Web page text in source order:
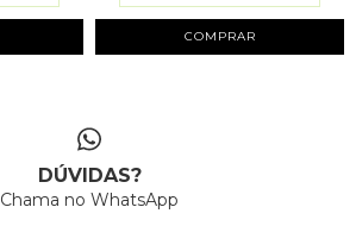
COMPRAR
DÚVIDAS?
Chama no WhatsApp